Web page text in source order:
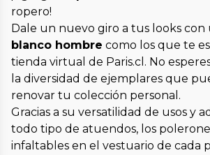
ropero!
Dale un nuevo giro a tus looks con
blanco hombre como los que te
tienda virtual de Paris.cl. No
la diversidad de ejemplares que
renovar tu colección personal.
Gracias a su versatilidad de usos y
todo tipo de atuendos, los
infaltables en el vestuario de cada